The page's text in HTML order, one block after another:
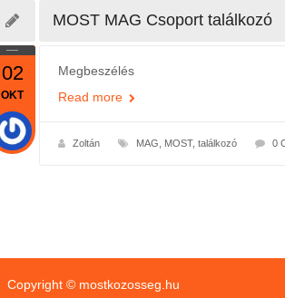
02
OKT
MOST MAG Csoport találkozó
Megbeszélés
Read more
Zoltán MAG MOST, találkozó 0
Copyright © mostkozosseg.hu